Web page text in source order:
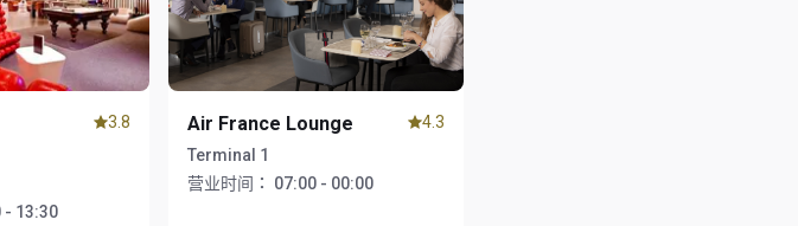
- 13:30
3.8 Air France Lounge
Terminal 1
营业时间：
07:00 - 00:00
4.3